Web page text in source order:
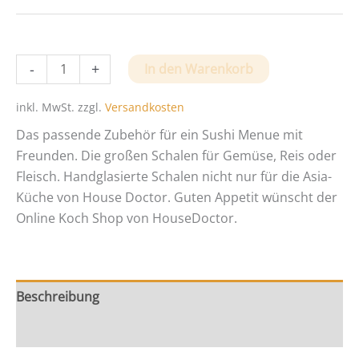
-
Schale
von
House
Doctor
Menge
+ In den Warenkorb
inkl. MwSt. zzgl. Versandkosten
Das passende Zubehör für ein Sushi Menue mit
Freunden. Die großen Schalen für Gemüse, Reis oder
Fleisch. Handglasierte Schalen nicht nur für die Asia-
Küche von House Doctor. Guten Appetit wünscht der
Online Koch Shop von HouseDoctor.
Beschreibung